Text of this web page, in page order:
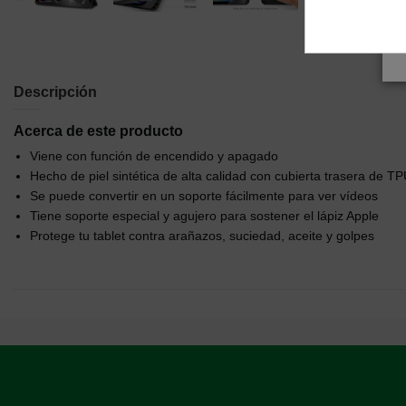
Descripción
Acerca de este producto
Viene con función de encendido y apagado
Hecho de piel sintética de alta calidad con cubierta trasera de
Se puede convertir en un soporte fácilmente para ver vídeos
Tiene soporte especial y agujero para sostener el lápiz Apple
Protege tu tablet contra arañazos, suciedad, aceite y golpes